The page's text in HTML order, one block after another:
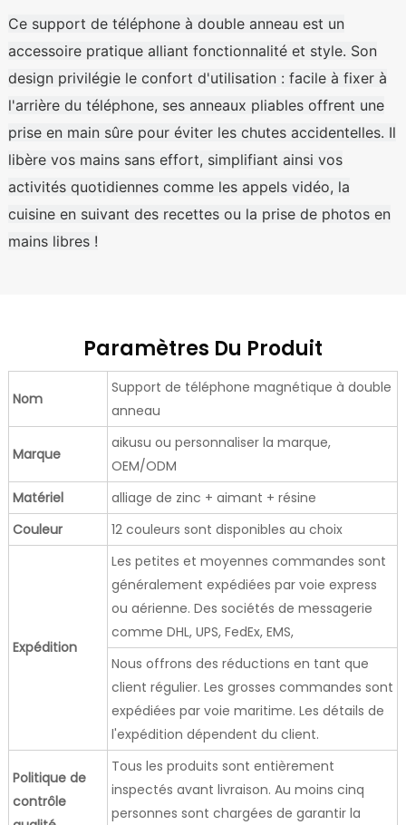
Ce support de téléphone à double anneau est un
accessoire pratique alliant fonctionnalité et style. Son
design privilégie le confort d'utilisation : facile à fixer à
l'arrière du téléphone, ses anneaux pliables offrent une
prise en main sûre pour éviter les chutes accidentelles. Il
libère vos mains sans effort, simplifiant ainsi vos
activités quotidiennes comme les appels vidéo, la
cuisine en suivant des recettes ou la prise de photos en
mains libres !
Paramètres Du Produit
Nom
Support de téléphone magnétique à double
anneau
Marque
aikusu ou personnaliser la marque,
OEM/ODM
Matériel
alliage de zinc + aimant + résine
Couleur
12 couleurs sont disponibles au choix
Expédition
Les petites et moyennes commandes sont
généralement expédiées par voie express
ou aérienne. Des sociétés de messagerie
comme DHL, UPS, FedEx, EMS,
Nous offrons des réductions en tant que
client régulier. Les grosses commandes sont
expédiées par voie maritime. Les détails de
l'expédition dépendent du client.
Politique de
contrôle
Tous les produits sont entièrement
inspectés avant livraison. Au moins cinq
personnes sont chargées de garantir la